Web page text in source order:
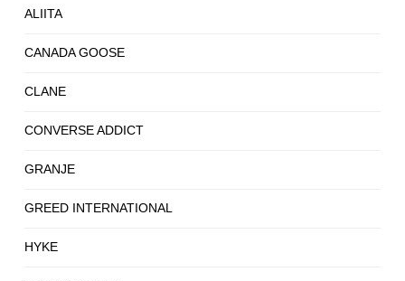
ALIITA
CANADA GOOSE
CLANE
CONVERSE ADDICT
GRANJE
GREED INTERNATIONAL
HYKE